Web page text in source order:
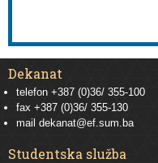
Dekanat
telefon +387 (0)36/ 355-100
fax +387 (0)36/ 355-130
mail dekanat@ef.sum.ba
Studentska služba